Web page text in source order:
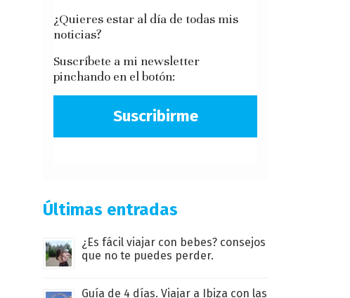
¿Quieres estar al día de todas mis
noticias?
Suscríbete a mi newsletter
pinchando en el botón:
Suscribirme
Últimas entradas
¿Es fácil viajar con bebes? consejos
que no te puedes perder.
Guía de 4 días. Viajar a Ibiza con las